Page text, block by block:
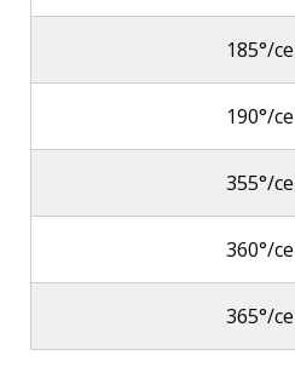
185°/
190°/
355°/
360°/
365°/